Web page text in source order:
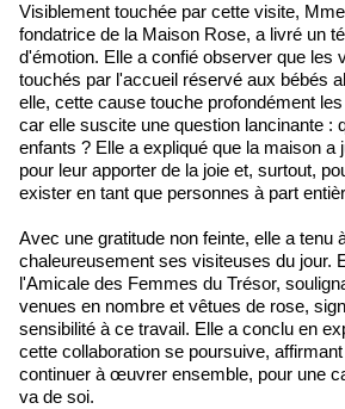
Visiblement touchée par cette visite,
fondatrice de la Maison Rose, a livré un
d'émotion. Elle a confié observer que les
touchés par l'accueil réservé aux bébés
elle, cette cause touche profondément
car elle suscite une question lancinante :
enfants ? Elle a expliqué que la maison a
pour leur apporter de la joie et, surtout,
exister en tant que personnes à part
Avec une gratitude non feinte, elle a tenu
chaleureusement ses visiteuses du jour.
l'Amicale des Femmes du Trésor,
venues en nombre et vêtues de rose,
sensibilité à ce travail. Elle a conclu en
cette collaboration se poursuive,
continuer à œuvrer ensemble, pour une
va de soi.